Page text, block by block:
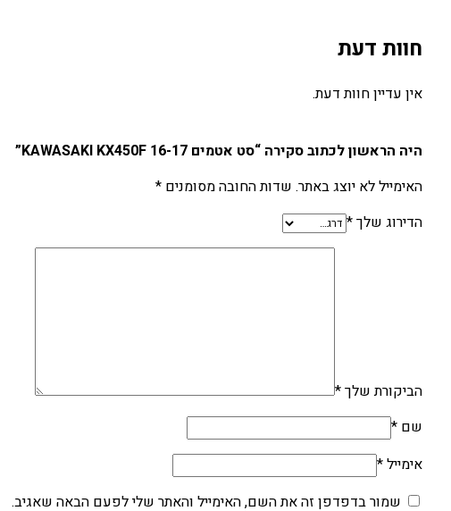
חוות דעת
אין עדיין חוות דעת.
היה הראשון לכתוב סקירה “סט אטמים KAWASAKI KX450F 16-17”
האימייל לא יוצג באתר. שדות החובה מסומנים *
הדירוג שלך*
הביקורת שלך*
שם *
אימייל*
שמור בדפדפן זה את השם, האימייל והאתר שלי לפעם הבאה שאגיב.